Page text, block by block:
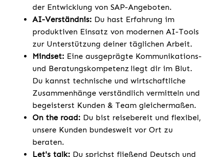
der Entwicklung von SAP-Angeboten.
AI-Verständnis: Du hast Erfahrung im
produktiven Einsatz von modernen AI-Tools
zur Unterstützung deiner täglichen Arbeit.
Mindset: Eine ausgeprägte Kommunikations-
und Beratungskompetenz liegt dir im Blut.
Du kannst technische und wirtschaftliche
Zusammenhänge verständlich vermitteln und
begeisterst Kunden & Team gleichermaßen.
On the road: Du bist reisebereit und flexibel,
unsere Kunden bundesweit vor Ort zu
beraten.
Let's talk: Du sprichst fließend Deutsch und